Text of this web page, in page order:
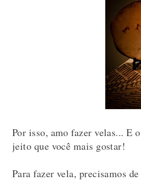
Por isso, amo fazer velas... E
jeito que você mais gostar!
Para fazer vela, precisamos